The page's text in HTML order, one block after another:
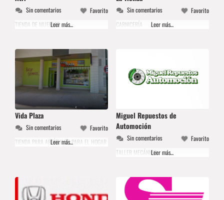
Sin comentarios
Favorito
TIENDA DE MUEBLESLeer más...
Sin comentarios
Favorito
CARNICERÍA
Leer más...
Vida Plaza
Sin comentarios
Favorito
TIENDA PARA ARTÍCULOS PARA EL HOGAR
Leer más...
Miguel Repuestos de
Automoción
Sin comentarios
Favorito
TALLER MECÁNICOLeer más...